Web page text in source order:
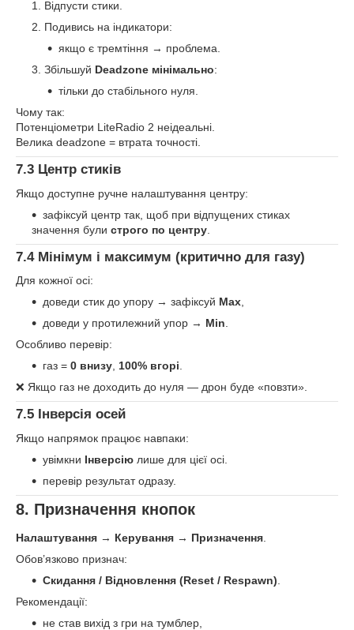
Відпусти стики.
Подивись на індикатори:
якщо є тремтіння → проблема.
Збільшуй Deadzone мінімально:
тільки до стабільного нуля.
Чому так:
Потенціометри LiteRadio 2 неідеальні.
Велика deadzone = втрата точності.
7.3 Центр стиків
Якщо доступне ручне налаштування центру:
зафіксуй центр так, щоб при відпущених стиках
значення були строго по центру
7.4 Мінімум і максимум (критично для газу)
Для кожної осі:
доведи стик до упору → зафіксуй Max,
доведи у протилежний упор → Min.
Особливо перевір:
газ = 0 внизу, 100% вгорі.
❌ Якщо газ не доходить до нуля — дрон буде «повзти».
7.5 Інверсія осей
Якщо напрямок працює навпаки:
увімкни Інверсію лише для цієї осі.
перевір результат одразу.
8. Призначення кнопок
Налаштування → Керування → Призначення
Обов’язково признач:
Скидання / Відновлення (Reset / Respawn)
Рекомендації:
не став вихід з гри на тумблер,